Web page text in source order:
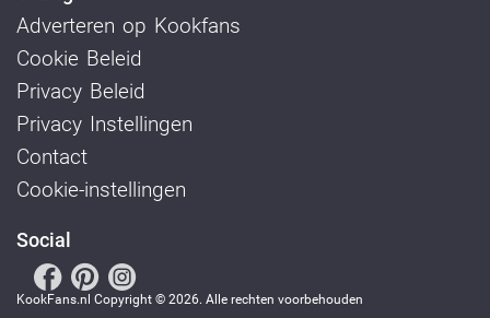
Adverteren op Kookfans
Cookie Beleid
Privacy Beleid
Privacy Instellingen
Contact
Cookie-instellingen
Social
KookFans.nl Copyright © 2026. Alle rechten voorbehouden